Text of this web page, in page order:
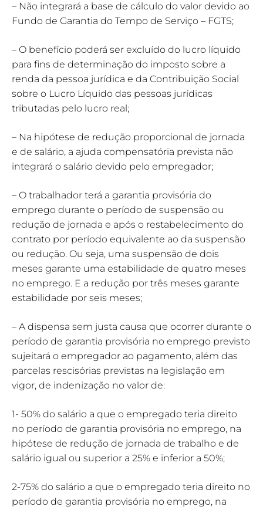
– Não integrará a base de cálculo do valor devido ao
Fundo de Garantia do Tempo de Serviço – FGTS;
– O benefício poderá ser excluído do lucro líquido
para fins de determinação do imposto sobre a
renda da pessoa jurídica e da Contribuição Social
sobre o Lucro Líquido das pessoas jurídicas
tributadas pelo lucro real;
– Na hipótese de redução proporcional de jornada
e de salário, a ajuda compensatória prevista não
integrará o salário devido pelo empregador;
– O trabalhador terá a garantia provisória do
emprego durante o período de suspensão ou
redução de jornada e após o restabelecimento do
contrato por período equivalente ao da suspensão
ou redução. Ou seja, uma suspensão de dois
meses garante uma estabilidade de quatro meses
no emprego. E a redução por três meses garante
estabilidade por seis meses;
– A dispensa sem justa causa que ocorrer durante o
período de garantia provisória no emprego previsto
sujeitará o empregador ao pagamento, além das
parcelas rescisórias previstas na legislação em
vigor, de indenização no valor de:
1- 50% do salário a que o empregado teria direito
no período de garantia provisória no emprego, na
hipótese de redução de jornada de trabalho e de
salário igual ou superior a 25% e inferior a 50%;
2-75% do salário a que o empregado teria direito no
período de garantia provisória no emprego, na